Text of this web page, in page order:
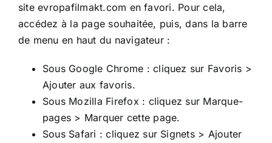
siteevropafilmakt.com en favori. Pour cela,
accédez à la page souhaitée, puis, dans la barre
de menu en haut du navigateur :
Sous Google Chrome : cliquez sur Favoris >
Ajouter aux favoris.
Sous Mozilla Firefox : cliquez sur Marque-
pages > Marquer cette page.
Sous Safari : cliquez sur Signets > Ajouter